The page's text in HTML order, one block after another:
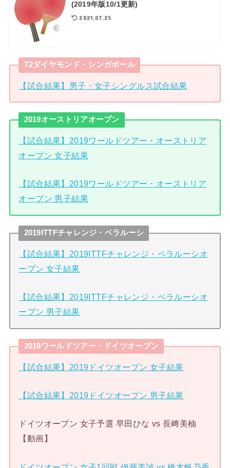
(2019年版10/1更新)
2021.07.25
T2ダイヤモンド・シンガポール
【試合結果】男子・女子シングルス試合結果
2019オーストリアオープン
【試合結果】2019ワールドツアー・オーストリア
オープン 女子結果
【試合結果】2019ワールドツアー・オーストリア
オープン 男子結果
2019ITTFチャレンジ・ベラルーシ
【試合結果】2019ITTFチャレンジ・ベラルーシオ
ープン 女子結果
【試合結果】2019ITTFチャレンジ・ベラルーシオ
ープン 男子結果
2019ワールドツアー・ドイツオープン
【試合結果】2019ドイツオープン 女子結果
【試合結果】2019ドイツオープン 男子結果
ドイツオープン 女子予選 早田ひな vs 長﨑美柚
【動画】